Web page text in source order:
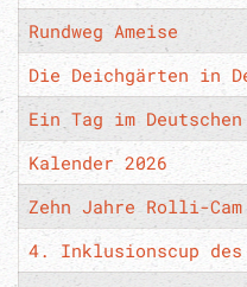
Rundweg Ameise
Die Deichgärten in
Ein Tag im Deutschen
Kalender 2026
Zehn Jahre Rolli-Cam
4. Inklusionscup des